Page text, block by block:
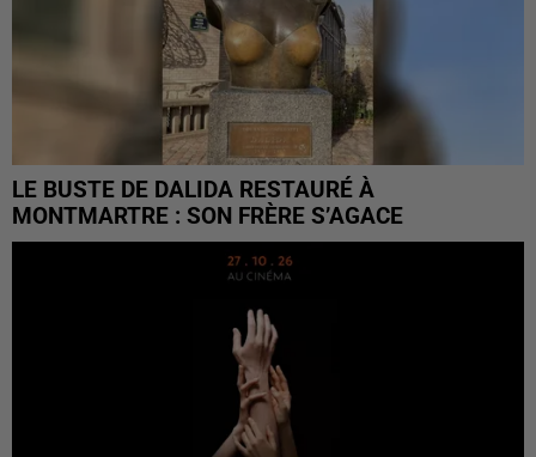
LE BUSTE DE DALIDA RESTAURÉ À
MONTMARTRE : SON FRÈRE S’AGACE